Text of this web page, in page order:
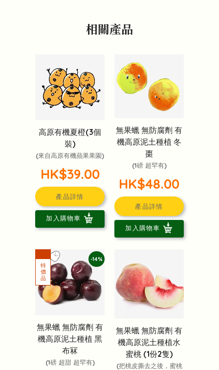
相關產品
高原有機夏橙(3個
裝)
(來自高原有機蘋果果園)
HK$39.00
產品詳情
加入購物車
無果蠟 無防腐劑 有
機高原泥土種植 冬
棗
(1磅 超罕有)
HK$48.00
產品詳情
加入購物車
-14%
無果蠟 無防腐劑 有
機高原泥土種植 黑
布冧
(1磅 超甜 超罕有)
無果蠟 無防腐劑 有
機高原泥土種植水
蜜桃 (1份2隻)
(把桃皮撕去之後，蜜桃